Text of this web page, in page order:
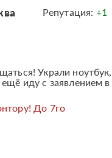
Репутация: +1
Украли
иду с заявлением в
До 7го